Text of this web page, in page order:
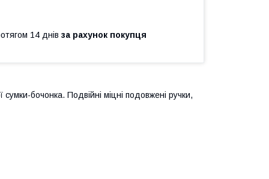
14 днів за рахунок покупця
бочонка. Подвійні міцні подовжені ручки,